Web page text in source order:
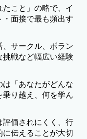
こと」の略で、イ
面接で最も頻出す
サークル、ボラン
戦など幅広い経験
「あなたがどんな
り越え、何を学ん
価されにくく、行
伝えることが大切